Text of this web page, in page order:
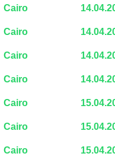
Cairo
Cairo
Cairo
Cairo
Cairo
Cairo
Cairo